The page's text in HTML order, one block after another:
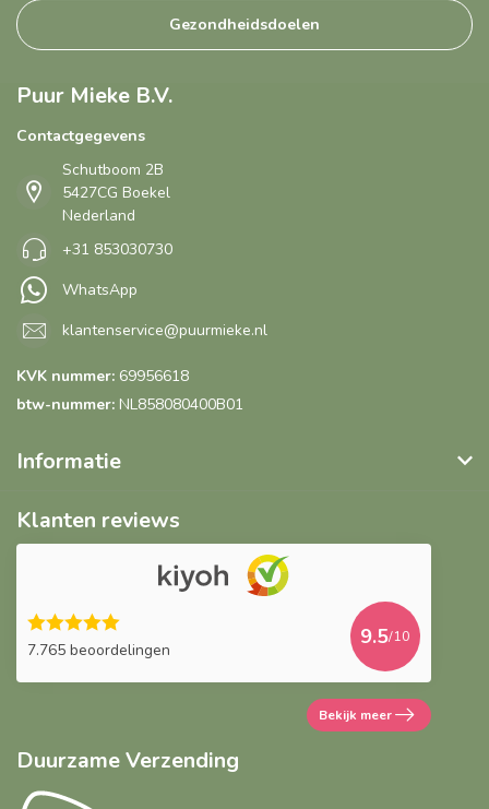
Gezondheidsdoelen
Puur Mieke B.V.
Contactgegevens
Schutboom 2B
5427CG Boekel
Nederland
+31 853030730
WhatsApp
klantenservice@puurmieke.nl
KVK nummer: 69956618
btw-nummer: NL858080400B01
Informatie
Klanten reviews
7.765 beoordelingen
9.5/10
Bekijk meer
Duurzame Verzending